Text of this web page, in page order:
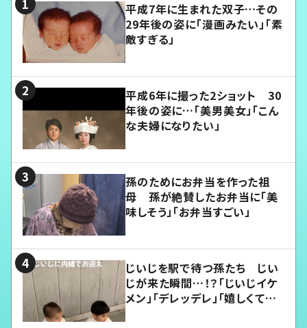
平成7年に生まれた双子…その
29年後の姿に「漫画みたい」「素
敵すぎる」
平成6年に撮った2ショット 30
年後の姿に…「美男美女」「こん
な夫婦になりたい」
孫のためにお弁当を作った祖
母 孫が絶賛したお弁当に「美
味しそう」「お弁当すごい」
じいじを駅で待つ孫たち じい
じが来た瞬間…！？「じいじイケ
メン」「デレッデレ」「嬉しくて可